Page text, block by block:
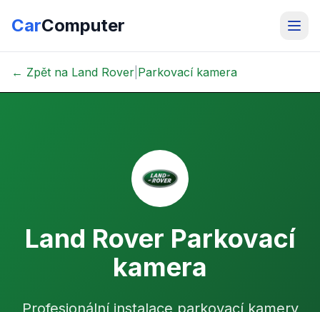
CarComputer
← Zpět na Land Rover Parkovací kamera
Land Rover Parkovací
kamera
Profesionální instalace parkovací kamery